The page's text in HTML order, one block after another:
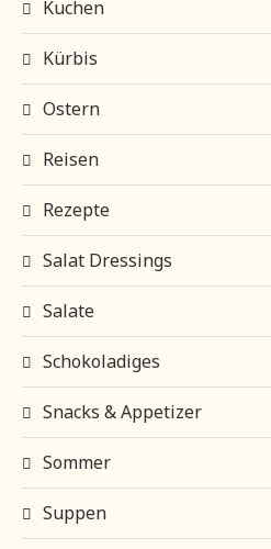
Kuchen
Kürbis
Ostern
Reisen
Rezepte
Salat Dressings
Salate
Schokoladiges
Snacks & Appetizer
Sommer
Suppen